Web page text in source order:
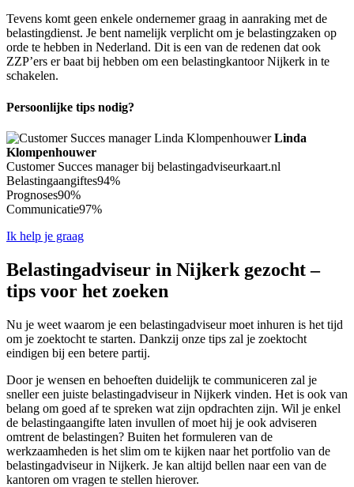
Tevens komt geen enkele ondernemer graag in aanraking met de
belastingdienst. Je bent namelijk verplicht om je belastingzaken op
orde te hebben in Nederland. Dit is een van de redenen dat ook
ZZP’ers er baat bij hebben om een belastingkantoor Nijkerk in te
schakelen.
Persoonlijke tips nodig?
Linda
Klompenhouwer
Customer Succes manager bij belastingadviseurkaart.nl
Belastingaangiftes94%
Prognoses90%
Communicatie97%
Ik help je graag
Belastingadviseur in Nijkerk gezocht –
tips voor het zoeken
Nu je weet waarom je een belastingadviseur moet inhuren is het tijd
om je zoektocht te starten. Dankzij onze tips zal je zoektocht
eindigen bij een betere partij.
Door je wensen en behoeften duidelijk te communiceren zal je
sneller een juiste belastingadviseur in Nijkerk vinden. Het is ook van
belang om goed af te spreken wat zijn opdrachten zijn. Wil je enkel
de belastingaangifte laten invullen of moet hij je ook adviseren
omtrent de belastingen? Buiten het formuleren van de
werkzaamheden is het slim om te kijken naar het portfolio van de
belastingadviseur in Nijkerk. Je kan altijd bellen naar een van de
kantoren om vragen te stellen hierover.